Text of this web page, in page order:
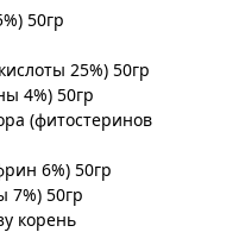
50гр
25%) 50гр
4%) 50гр
(фитостеринов
6%) 50гр
7%) 50гр
корень